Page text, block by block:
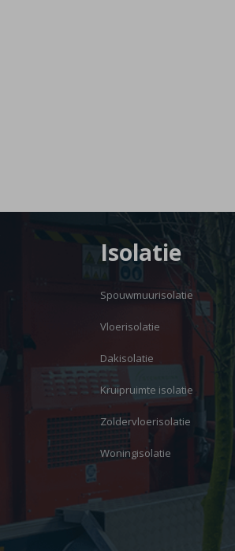
Isolatie
Spouwmuurisolatie
Vloerisolatie
Dakisolatie
Kruipruimte isolatie
Zoldervloerisolatie
Woningisolatie